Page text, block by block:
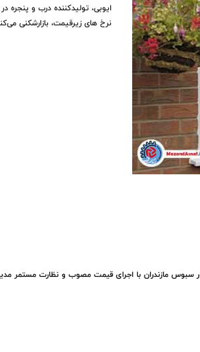
ایوبی، تولیدکننده درب و پنجره
نرخ های زیرقیمت، بازارشکنی
سبوس مازندران با اجرای قیمت مصوب و نظارت مستمر